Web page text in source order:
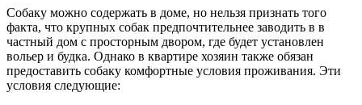
Собаку можно содержать в доме, но нельзя признать того
факта, что крупных собак предпочтительнее заводить в в
частный дом с просторным двором, где будет установлен
вольер и будка. Однако в квартире хозяин также обязан
предоставить собаку комфортные условия проживания. Эти
условия следующие: